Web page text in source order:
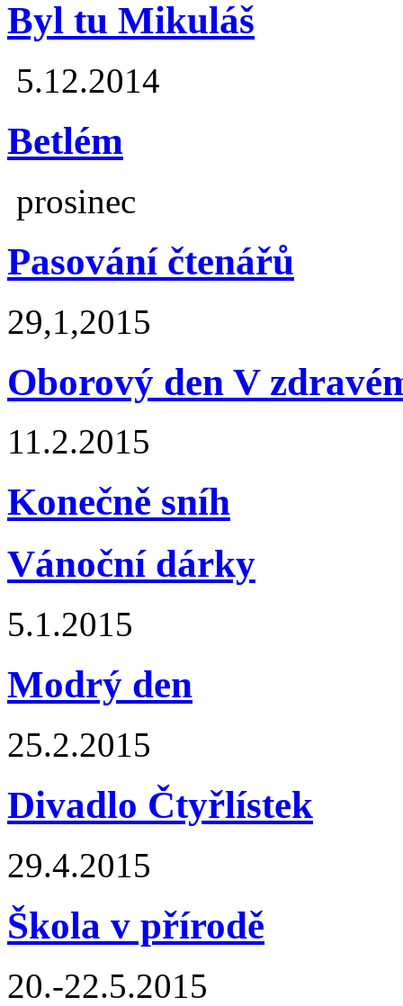
Byl tu Mikuláš
5.12.2014
Betlém
prosinec
Pasování čtenářů
29,1,2015
Oborový den V
11.2.2015
Konečně sníh
Vánoční dárky
5.1.2015
Modrý den
25.2.2015
Divadlo Čtyřlístek
29.4.2015
Škola v přírodě
20.-22.5.2015